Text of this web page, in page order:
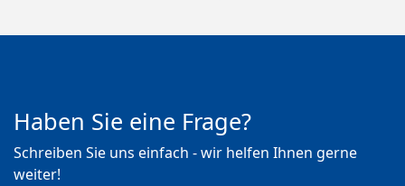
Haben Sie eine Frage?
Schreiben Sie uns einfach - wir helfen Ihnen gerne
weiter!